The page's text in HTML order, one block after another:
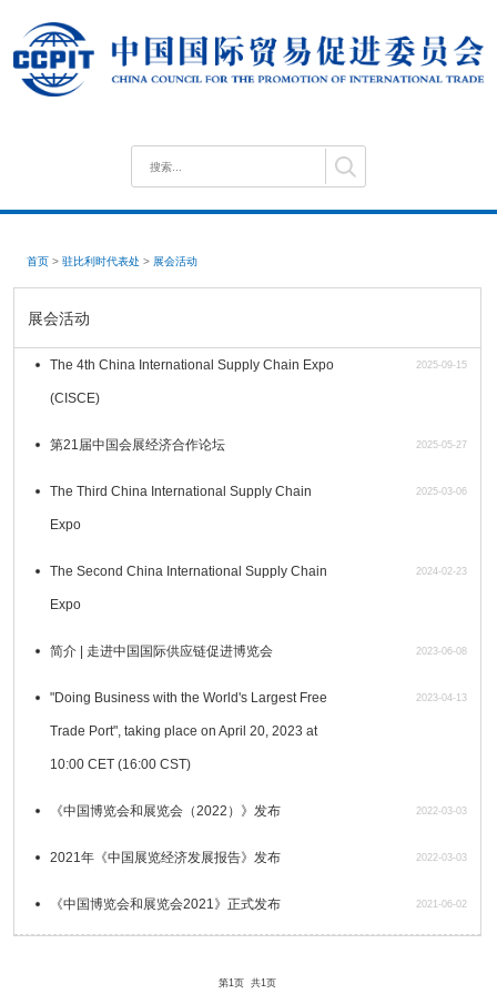
首页 > 驻比利时代表处 > 展会活动
展会活动
The 4th China International Supply Chain Expo
(CISCE)
2025-09-15
第21届中国会展经济合作论坛 2025-05-27
The Third China International Supply Chain
Expo
2025-03-06
The Second China International Supply Chain
Expo
2024-02-23
简介 | 走进中国国际供应链促进博览会 2023-06-08
"Doing Business with the World's Largest Free
Trade Port", taking place on April 20, 2023 at
10:00 CET (16:00 CST)
2023-04-13
《中国博览会和展览会（2022）》发布 2022-03-03
2021年《中国展览经济发展报告》发布 2022-03-03
《中国博览会和展览会2021》正式发布 2021-06-02
第1页 共1页